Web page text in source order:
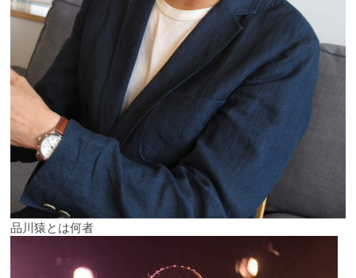
品川猿とは何者